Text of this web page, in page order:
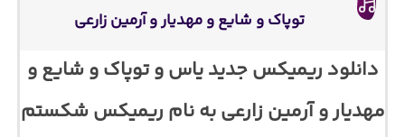
توپاک و شایع و مهدیار و آرمین زارعی
دانلود ریمیکس جدید یاس و توپاک و شایع و
مهدیار و آرمین زارعی به نام ریمیکس شکستم